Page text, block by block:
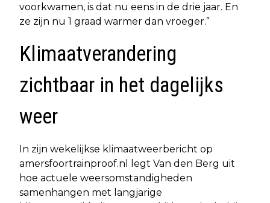
voorkwamen, is dat nu eens in de drie jaar. En
ze zijn nu 1 graad warmer dan vroeger.”
Klimaatverandering
zichtbaar in het dagelijks
weer
In zijn wekelijkse klimaatweerbericht op
amersfoortrainproof.nl legt Van den Berg uit
hoe actuele weersomstandigheden
samenhangen met langjarige